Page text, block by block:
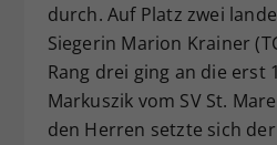
durch. Auf Platz zwei
Siegerin Marion Krainer
Rang drei ging an die erst
Markuszik vom SV St.
den Herren setzte sich